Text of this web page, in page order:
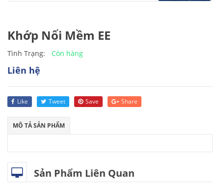
Khớp Nối Mềm EE
Tình Trạng: Còn hàng
Liên hệ
Like Tweet Save Share
MÔ TẢ SẢN PHẨM
Sản Phẩm Liên Quan